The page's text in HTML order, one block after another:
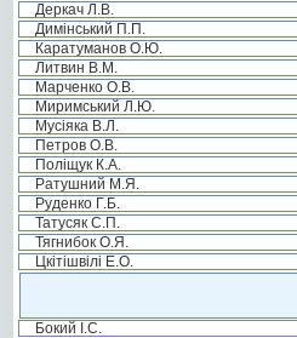
Деркач Л.В.
Димінський П.П.
Каратуманов О.Ю.
Литвин В.М.
Марченко О.В.
Миримський Л.Ю.
Мусіяка В.Л.
Петров О.В.
Поліщук К.А.
Ратушний М.Я.
Руденко Г.Б.
Татусяк С.П.
Тягнибок О.Я.
Цкітішвілі Е.О.
Бокий І.С.